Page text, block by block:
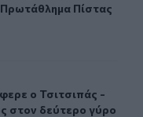
Πίστας
δεύτερο γύρο του
ο Τσιτσιπάς -
ο Τσιτσιπάς -
στον δεύτερο γύρο